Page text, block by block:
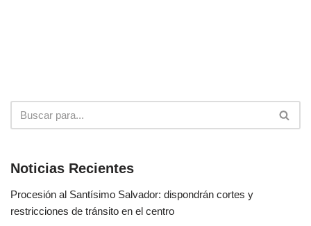
Noticias Recientes
Procesión al Santísimo Salvador: dispondrán cortes y
restricciones de tránsito en el centro